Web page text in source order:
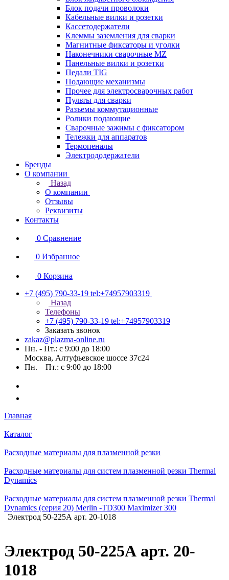
Блок подачи проволоки
Кабельные вилки и розетки
Кассетодержатели
Клеммы заземления для сварки
Магнитные фиксаторы и уголки
Наконечники сварочные MZ
Панельные вилки и розетки
Педали TIG
Подающие механизмы
Прочее для электросварочных работ
Пульты для сварки
Разъемы коммутационные
Ролики подающие
Сварочные зажимы с фиксатором
Тележки для аппаратов
Термопеналы
Электрододержатели
Бренды
О компании
Назад
О компании
Отзывы
Реквизиты
Контакты
0 Сравнение
0 Избранное
0 Корзина
+7 (495) 790-33-19 tel:+74957903319
Назад
Телефоны
+7 (495) 790-33-19 tel:+74957903319
Заказать звонок
zakaz@plazma-online.ru
Пн. - Пт.: с 9:00 до 18:00
Москва, Алтуфьевское шоссе 37с24
Пн. – Пт.: с 9:00 до 18:00
Главная
Каталог
Расходные материалы для плазменной резки
Расходные материалы для систем плазменной резки Thermal
Dynamics
Расходные материалы для систем плазменной резки Thermal
Dynamics (серия 20) Merlin -TD300 Maximizer 300
Электрод 50-225А арт. 20-1018
Электрод 50-225А арт. 20-
1018